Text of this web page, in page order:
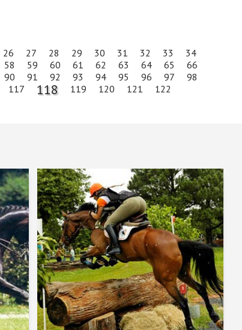
26 27 28 29 30 31 32 33
34
58 59 60 61 62 63 64 65
66
90 91 92 93 94 95 96 97
98
117 118 119 120 121 122